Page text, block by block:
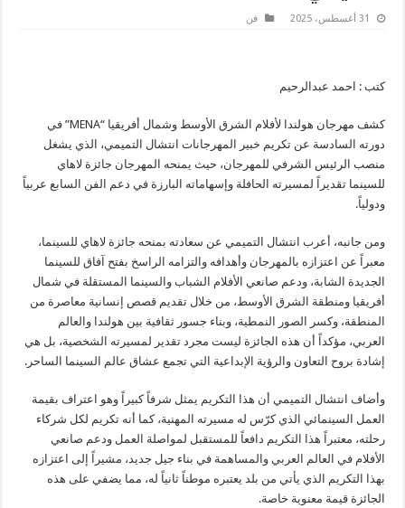
31 أغسطس، 2025 فن
كتب : احمد عبدالرحيم
كشف مهرجان هولندا لأفلام الشرق الأوسط وشمال أفريقيا “MENA” في
دورته السادسة عن تكريم خبير المهرجانات انتشال التميمي، الذي يشغل
منصب الرئيس الشرفي للمهرجان، حيث يمنحه المهرجان جائزة لاهاي
للسينما تقديراً لمسيرته الحافلة وإسهاماته البارزة في دعم الفن السابع عربياً
ودولياً.
ومن جانبه، أعرب انتشال التميمي عن سعادته بمنحه جائزة لاهاي للسينما،
معبراً عن اعتزازه بالمهرجان وأهدافه والتزامه الراسخ بفتح آفاق للسينما
الجديدة الشابة، ودعم صانعي الأفلام الشباب والسينما المستقلة في شمال
أفريقيا ومنطقة الشرق الأوسط، من خلال تقديم قصص إنسانية معاصرة من
المنطقة، وكسر الصور النمطية، وبناء جسور ثقافية بين هولندا والعالم
العربي، مؤكداً أن هذه الجائزة ليست مجرد تقدير لمسيرته الشخصية، بل هي
إشادة بروح التعاون والرؤية الإبداعية التي تجمع عشاق عالم السينما الساحر.
وأضاف انتشال التميمي أن هذا التكريم يمثل شرفاً كبيراً وهو اعتراف بقيمة
العمل السينمائي الذي كرّس له مسيرته المهنية، كما أنه تكريم لكل شركاء
رحلته، معتبراً هذا التكريم دافعاً للمستقبل لمواصلة العمل ودعم صانعي
الأفلام في العالم العربي والمساهمة في بناء جيل جديد، مشيراً إلى اعتزازه
بهذا التكريم الذي يأتي من بلد يعتبره موطناً ثانياً له، مما يضفي على هذه
الجائزة قيمة معنوية خاصة.